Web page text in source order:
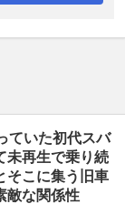
ていた初代スバ
未再生で乗り続
そこに集う旧車
敵な関係性